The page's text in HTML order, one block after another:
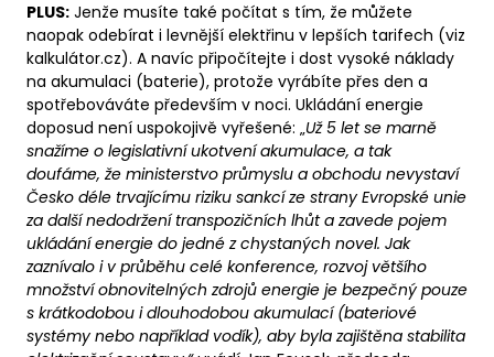
PLUS: Jenže musíte také počítat s tím, že můžete
naopak odebírat i levnější elektřinu v lepších tarifech (viz
kalkulátor.cz). A navíc připočítejte i dost vysoké náklady
na akumulaci (baterie), protože vyrábíte přes den a
spotřebováváte především v noci. Ukládání energie
doposud není uspokojivě vyřešené: „Už 5 let se marně
snažíme o legislativní ukotvení akumulace, a tak
doufáme, že ministerstvo průmyslu a obchodu nevystaví
Česko déle trvajícímu riziku sankcí ze strany Evropské unie
za další nedodržení transpozičních lhůt a zavede pojem
ukládání energie do jedné z chystaných novel. Jak
zaznívalo i v průběhu celé konference, rozvoj většího
množství obnovitelných zdrojů energie je bezpečný pouze
s krátkodobou i dlouhodobou akumulací (bateriové
systémy nebo například vodík), aby byla zajištěna stabilita